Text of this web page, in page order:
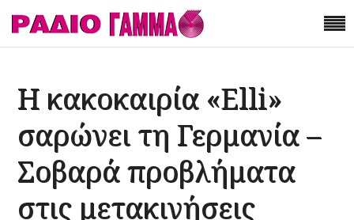
Η κακοκαιρία «Elli»
σαρώνει τη Γερμανία –
Σοβαρά προβλήματα
στις μετακινήσεις